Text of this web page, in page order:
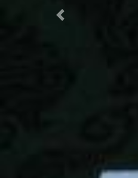
Previous